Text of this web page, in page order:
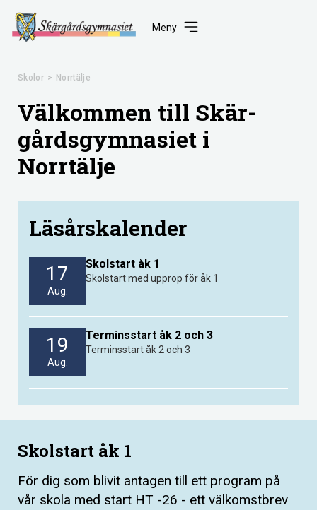
Meny
Skolor > Norrtälje
Välkommen till Skär­
gårds­gym­nasiet i
Norrtälje
Läsårskalender
17
Aug.
Skolstart åk 1
Skolstart med upprop för åk 1
19
Aug.
Terminsstart åk 2 och 3
Terminsstart åk 2 och 3
Skolstart åk 1
För dig som blivit antagen till ett program på
vår skola med start HT -26 - ett välkomstbrev